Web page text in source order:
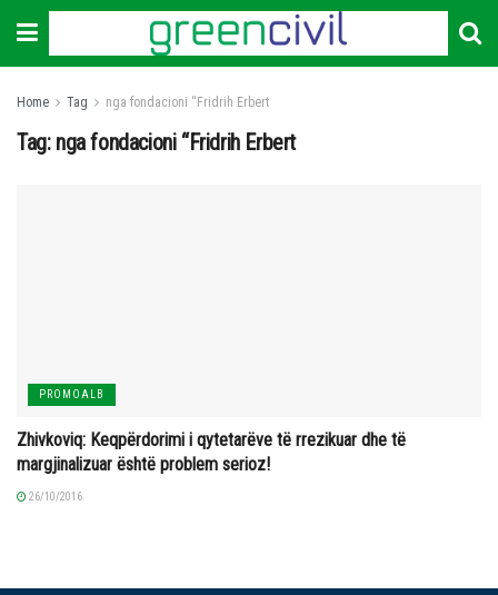
Home Tag nga fondacioni “Fridrih Erbert
Tag: nga fondacioni “Fridrih Erbert
PROMOALB
Zhivkoviq: Keqpërdorimi i qytetarëve të rrezikuar dhe të
margjinalizuar është problem serioz!
26/10/2016